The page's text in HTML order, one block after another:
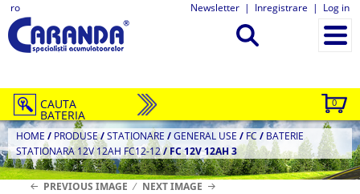
ro Newsletter | Inregistrare | Log in
0
CAUTA
BATERIA
HOME / PRODUSE/STATIONARE /GENERAL USE / FC / BATERIE
STATIONARA 12V 12AH FC12-12/FC 12V 12AH 3
PREVIOUS IMAGE NEXT IMAGE